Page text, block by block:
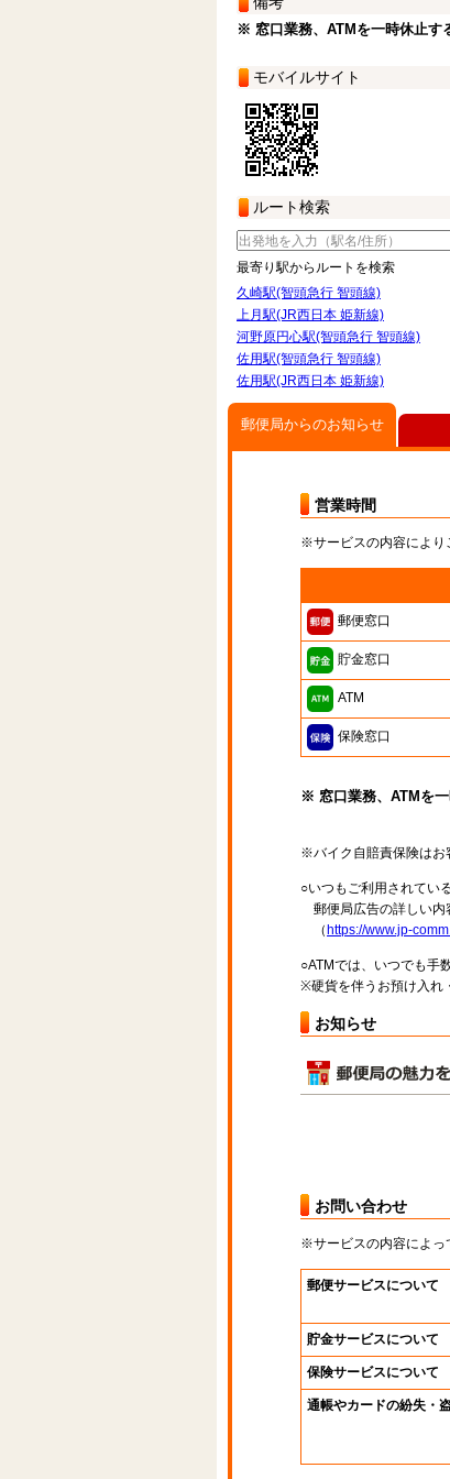
※ 窓口業務、ATMを一時休止す
モバイルサイト
ルート検索
最寄り駅からルートを検索
久崎駅(智頭急行 智頭線)
上月駅(JR西日本 姫新線)
河野原円心駅(智頭急行 智頭線)
佐用駅(智頭急行 智頭線)
佐用駅(JR西日本 姫新線)
郵便局からのお知らせ
営業時間
※サービスの内容により
郵便窓口
貯金窓口
ATM
保険窓口
※ 窓口業務、ATMを一
※バイク自賠責保険はお
○いつもご利用されてい
郵便局広告の詳しい内
（ https://www.jp-
○ATMでは、いつでも手
※硬貨を伴うお預け入れ
お知らせ
お問い合わせ
※サービスの内容によっ
郵便サービスについて
貯金サービスについて
保険サービスについて
通帳やカードの紛失・